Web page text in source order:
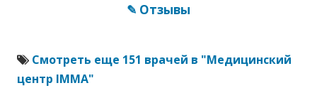
✎ Отзывы
Смотреть еще 151 врачей в "Медицинский
центр IMMA"